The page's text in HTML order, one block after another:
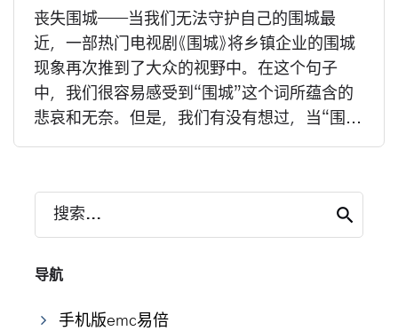
丧失围城——当我们无法守护自己的围城最
近，一部热门电视剧《围城》将乡镇企业的围城
现象再次推到了大众的视野中。在这个句子
中，我们很容易感受到“围城”这个词所蕴含的
悲哀和无奈。但是，我们有没有想过，当“围...
搜索...
导航
手机版emc易倍